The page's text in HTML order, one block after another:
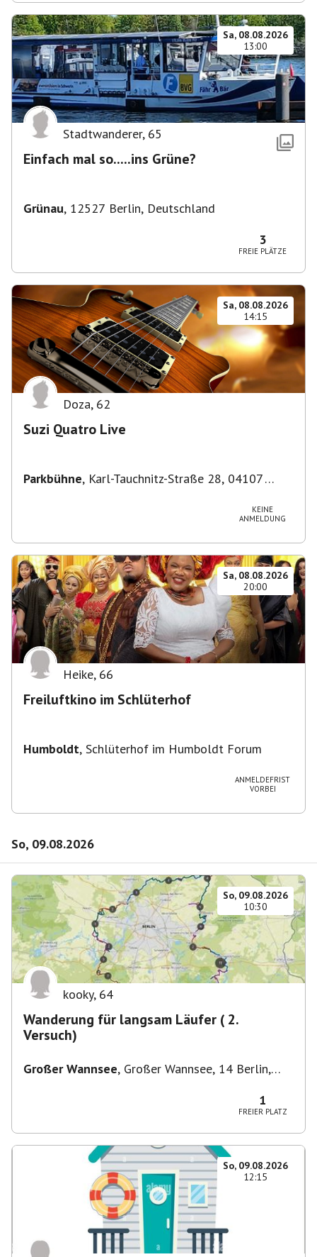
Sa, 08.08.2026
13:00
Stadtwanderer, 65
Einfach mal so.....ins Grüne?
Grünau, 12527 Berlin, Deutschland
3
FREIE PLÄTZE
Sa, 08.08.2026
14:15
Doza, 62
Suzi Quatro Live
Parkbühne, Karl-Tauchnitz-Straße 28, 04107
KEINE
ANMELDUNG
Sa, 08.08.2026
20:00
Heike, 66
Freiluftkino im Schlüterhof
Humboldt, Schlüterhof im Humboldt Forum
ANMELDEFRIST
VORBEI
So, 09.08.2026
So, 09.08.2026
10:30
kooky, 64
Wanderung für langsam Läufer ( 2.
Versuch)
Großer Wannsee, Großer Wannsee, 14 Berlin,
1
FREIER PLATZ
So, 09.08.2026
12:15